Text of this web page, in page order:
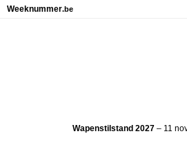
Wapenstilstand 2027 – 11
Weeknummer.be